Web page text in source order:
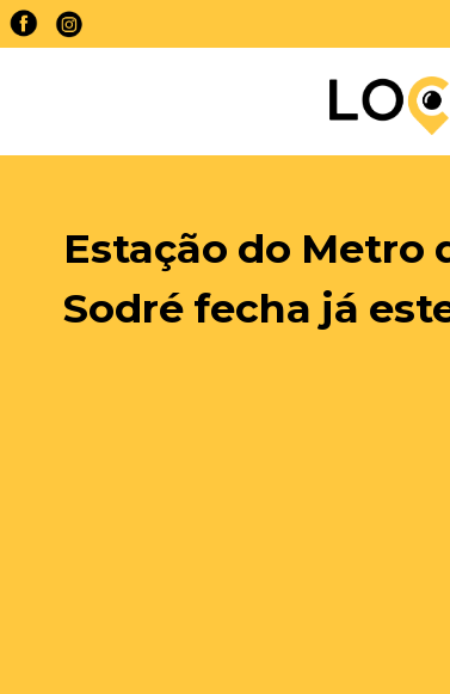
Estação do Metro
Sodré fecha já